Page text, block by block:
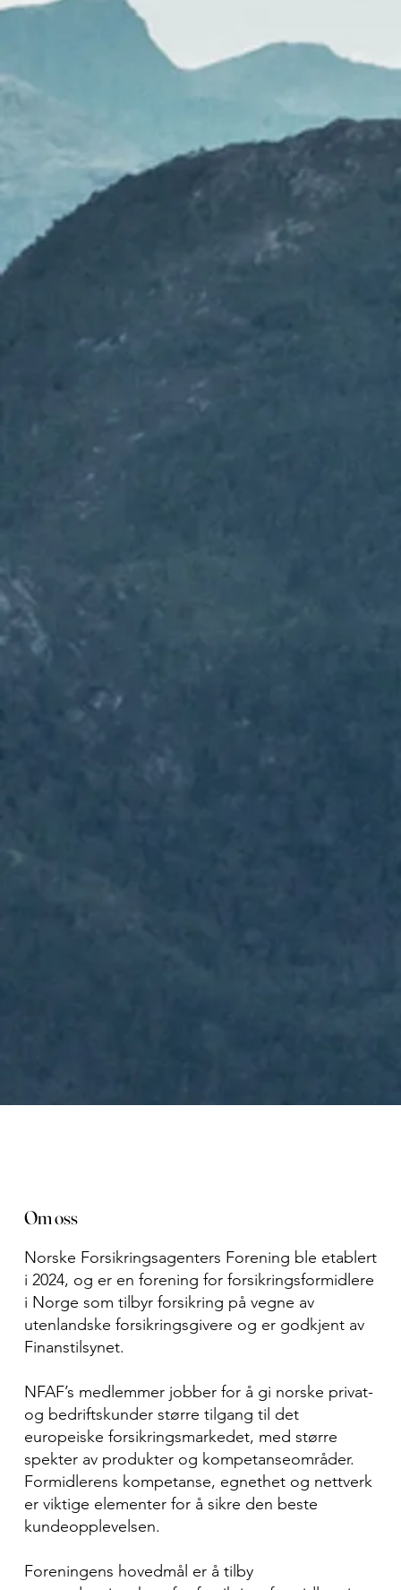
Om oss
Norske Forsikringsagenters Forening ble etablert
i 2024, og er en forening for forsikringsformidlere
i Norge som tilbyr forsikring på vegne av
utenlandske forsikringsgivere og er godkjent av
Finanstilsynet.
NFAF’s medlemmer jobber for å gi norske privat-
og bedriftskunder større tilgang til det
europeiske forsikringsmarkedet, med større
spekter av produkter og kompetanseområder.
Formidlerens kompetanse, egnethet og nettverk
er viktige elementer for å sikre den beste
kundeopplevelsen.
Foreningens hovedmål er å tilby